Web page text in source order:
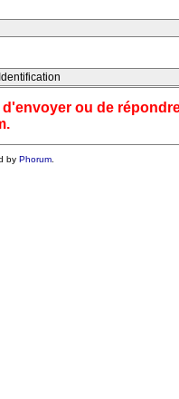
Identification
ou de
by Phorum.